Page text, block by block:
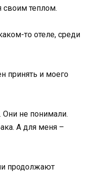
своим теплом.
то отеле, среди
принять и моего
Они не понимали.
А для меня –
продолжают